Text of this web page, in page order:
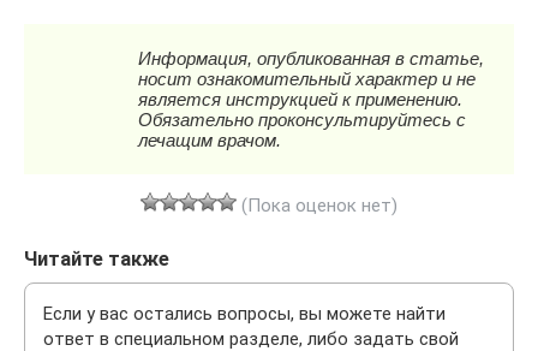
(Пока оценок нет)
Читайте также
Если у вас остались вопросы, вы можете найти
ответ в специальном разделе, либо задать свой